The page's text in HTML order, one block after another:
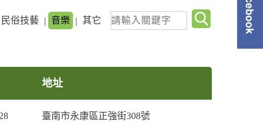
民俗技藝 | 音樂 | 其它
關
鍵
地址
臺南市永康區正強街308號
選
單